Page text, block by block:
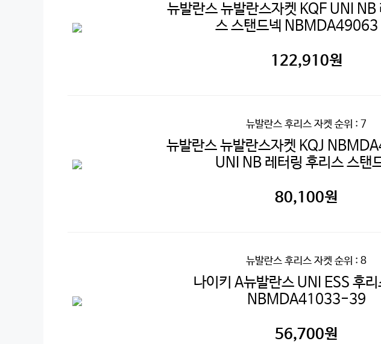
뉴발란스 뉴발란스자켓 KQF UNI NB
스 스탠드넥
122,910원
뉴발란스 후리스 자켓 순위 : 7
뉴발란스 뉴발란스자켓 KQJ
UNI NB 레터링 후리스 스탠
80,100원
뉴발란스 후리스 자켓 순위 : 8
나이키 A뉴발란스 UNI ESS 후리
NBMDA41033-39
56,700원